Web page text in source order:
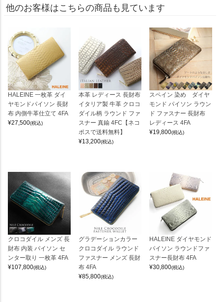
他のお客様はこちらの商品も見ています
HALEINE 一枚革 ダイ
ヤモンドパイソン 長財
布 内側牛革仕立て 4FA
¥27,500(税込)
本革 レディース 長財布
イタリア製 牛革 クロコ
ダイル柄 ラウンド ファ
スナー 真鍮 4FC【ネコ
ポスで送料無料】
¥13,200(税込)
スペイン 染め ダイヤ
モンド パイソン ラウン
ド ファスナー 長財布
レディース 4FA
¥19,800(税込)
クロコダイル メンズ 長
財布 内装 パイソン セ
ンター取り 一枚革 4FA
¥107,800(税込)
グラデーションカラー
クロコダイル ラウンド
ファスナー メンズ 長財
布 4FA
¥85,800(税込)
HALEINE ダイヤモンド
パイソン ラウンドファ
スナー長財布 4FA
¥30,800(税込)